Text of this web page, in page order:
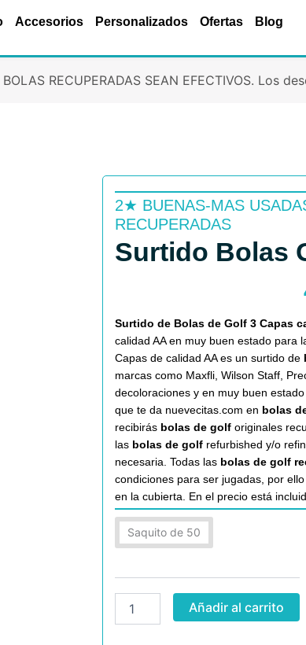
Accesorios Personalizados Ofertas Blog
RECUPERADAS SEAN EFECTIVOS. Los
2★ BUENAS-MAS
RECUPERADAS
Surtido Bolas
Surtido de Bolas de Golf 3 Capas
calidad AA en muy buen estado para
Capas de calidad AA es un surtido de
marcas como Maxfli, Wilson Staff,
decoloraciones y en muy buen
que te da nuevecitas.com en bolas
recibirás bolas de golf originales
las bolas de golf refurbished y/o
necesaria. Todas las bolas de golf
condiciones para ser jugadas, por
en la cubierta. En el precio está
Saquito de 50
Surtido
Bolas
Golf
Capas
AA
cantidad
Añadir al carrito